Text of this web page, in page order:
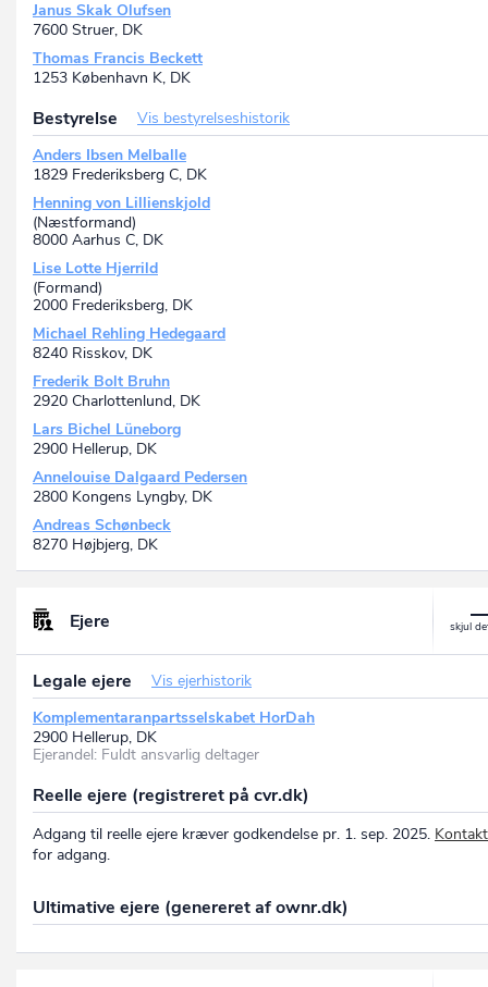
HortenDahl Advokatpartnerselskab
Dokken 10, 6700 Esbjerg, DK
Janus Skak Olufsen
7600 Struer, DK
Thomas Francis Beckett
1253 København K, DK
Bestyrelse
Vis bestyrelseshistorik
Anders Ibsen Melballe
1829 Frederiksberg C, DK
Henning von Lillienskjold
(Næstformand)
8000 Aarhus C, DK
Lise Lotte Hjerrild
(Formand)
2000 Frederiksberg, DK
Michael Rehling Hedegaard
8240 Risskov, DK
Frederik Bolt Bruhn
2920 Charlottenlund, DK
Lars Bichel Lüneborg
2900 Hellerup, DK
Annelouise Dalgaard Pedersen
2800 Kongens Lyngby, DK
Andreas Schønbeck
8270 Højbjerg, DK
Ejere
Legale ejere
Vis ejerhistorik
Komplementaranpartsselskabet HorDah
2900 Hellerup, DK
Ejerandel: Fuldt ansvarlig deltager
Reelle ejere (registreret på cvr.dk)
Adgang til reelle ejere kræver godkendelse pr. 1. sep. 2025.
for adgang.
Ultimative ejere (genereret af ownr.dk)